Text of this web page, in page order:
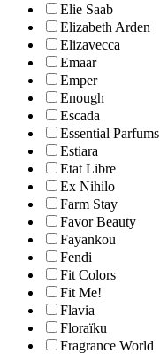
Elie Saab
Elizabeth Arden
Elizavecca
Emaar
Emper
Enough
Escada
Essential Parfums
Estiara
Etat Libre
Ex Nihilo
Farm Stay
Favor Beauty
Fayankou
Fendi
Fit Colors
Fit Me!
Flavia
Floraïku
Fragrance World